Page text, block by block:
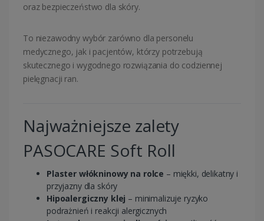
oraz bezpieczeństwo dla skóry.
To niezawodny wybór zarówno dla personelu
medycznego, jak i pacjentów, którzy potrzebują
skutecznego i wygodnego rozwiązania do codziennej
pielęgnacji ran.
Najważniejsze zalety
PASOCARE Soft Roll
Plaster włókninowy na rolce – miękki, delikatny i
przyjazny dla skóry
Hipoalergiczny klej – minimalizuje ryzyko
podrażnień i reakcji alergicznych